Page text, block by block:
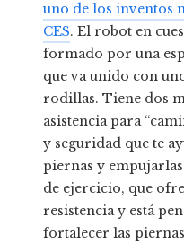
uno de los inventos
CES. El robot en
formado por una
que va unido con
rodillas. Tiene dos
asistencia para
y seguridad que te
piernas y empujarlas
de ejercicio, que
resistencia y está
fortalecer las